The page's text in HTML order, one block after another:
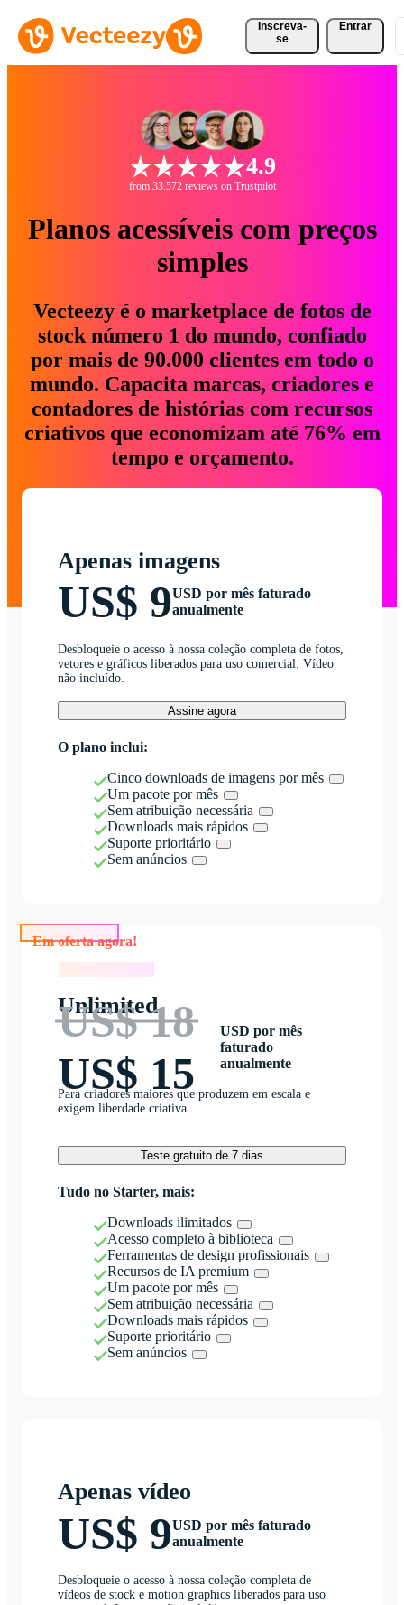
Inscreva-
se
Entrar
4.9
from 33.572 reviews on Trustpilot
Planos acessíveis com preços
simples
Vecteezy é o marketplace de fotos de
stock número 1 do mundo, confiado
por mais de 90.000 clientes em todo o
mundo. Capacita marcas, criadores e
contadores de histórias com recursos
criativos que economizam até 76% em
tempo e orçamento.
Apenas imagens
US$ 9USD por mês faturado
anualmente
Desbloqueie o acesso à nossa coleção completa de fotos,
vetores e gráficos liberados para uso comercial. Vídeo
não incluído.
Assine agora
O plano inclui:
Cinco downloads de imagens por mês
Um pacote por mês
Sem atribuição necessária
Downloads mais rápidos
Suporte prioritário
Sem anúncios
Unlimited
US$ 18
US$ 15
USD por mês
faturado
anualmente
Para criadores maiores que produzem em escala e
exigem liberdade criativa
Teste gratuito de 7 dias
Tudo no Starter, mais:
Downloads ilimitados
Acesso completo à biblioteca
Ferramentas de design profissionais
Recursos de IA premium
Um pacote por mês
Sem atribuição necessária
Downloads mais rápidos
Suporte prioritário
Sem anúncios
Apenas vídeo
US$ 9USD por mês faturado
anualmente
Desbloqueie o acesso à nossa coleção completa de
vídeos de stock e motion graphics liberados para uso